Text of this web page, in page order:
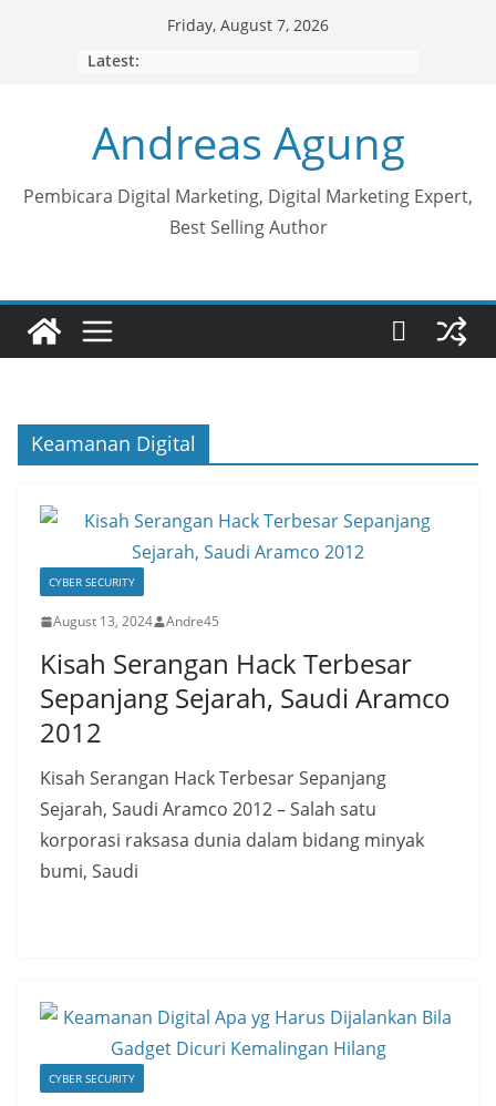
Friday, August 7, 2026
Latest:
Andreas Agung
Pembicara Digital Marketing, Digital Marketing Expert,
Best Selling Author
Keamanan Digital
CYBER SECURITY
August 13, 2024 Andre45
Kisah Serangan Hack Terbesar
Sepanjang Sejarah, Saudi Aramco
2012
Kisah Serangan Hack Terbesar Sepanjang
Sejarah, Saudi Aramco 2012 – Salah satu
korporasi raksasa dunia dalam bidang minyak
bumi, Saudi
CYBER SECURITY